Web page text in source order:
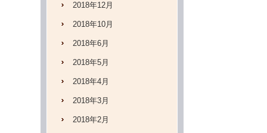
2018年12月
2018年10月
2018年6月
2018年5月
2018年4月
2018年3月
2018年2月